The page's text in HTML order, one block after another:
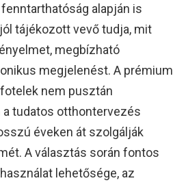
alapján is
tájékozott vevő tudja, mit
megbízható
megjelenést. A prémium
nem pusztán
a tudatos otthontervezés
éveken át szolgálják
A választás során fontos
lehetősége, az